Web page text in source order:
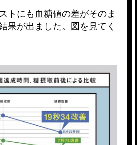
トにも血糖値の差がそのま
果が出ました。図を見てく